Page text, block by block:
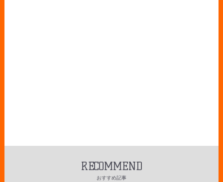
RECOMMEND
おすすめ記事